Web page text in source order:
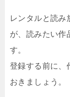
レンタルと読み
が、読みたい作
す。
登録する前に、
おきましょう。